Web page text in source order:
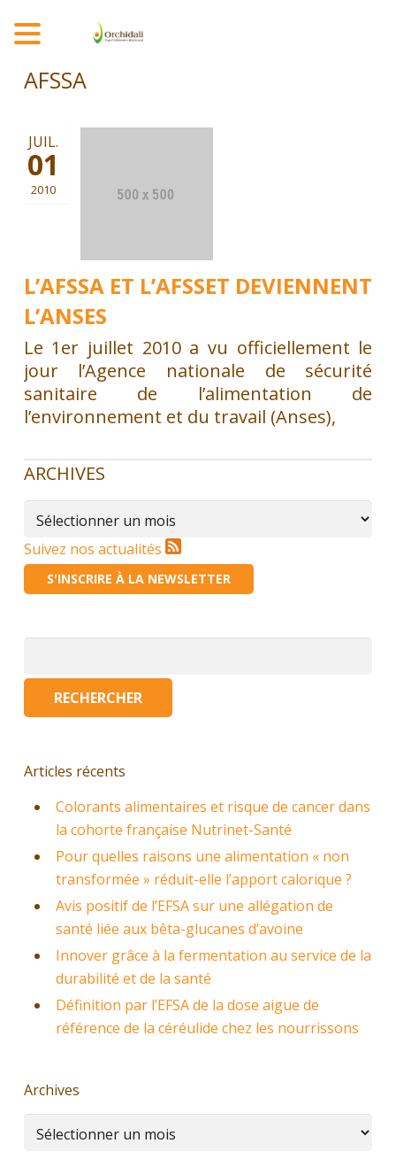
AFSSA
L’AFSSA ET L’AFSSET DEVIENNENT
L’ANSES
JUIL.
01
2010
Le 1er juillet 2010 a vu officiellement le
jour l’Agence nationale de sécurité
sanitaire de l’alimentation de
l’environnement et du travail (Anses),
ARCHIVES
Archives
Suivez nos actualités
S'INSCRIRE À LA NEWSLETTER
Articles récents
Colorants alimentaires et risque de cancer dans
la cohorte française Nutrinet-Santé
Pour quelles raisons une alimentation « non
transformée » réduit-elle l’apport calorique ?
Avis positif de l’EFSA sur une allégation de
santé liée aux bêta-glucanes d’avoine
Innover grâce à la fermentation au service de la
durabilité et de la santé
Définition par l’EFSA de la dose aigue de
référence de la céréulide chez les nourrissons
Archives
Archives